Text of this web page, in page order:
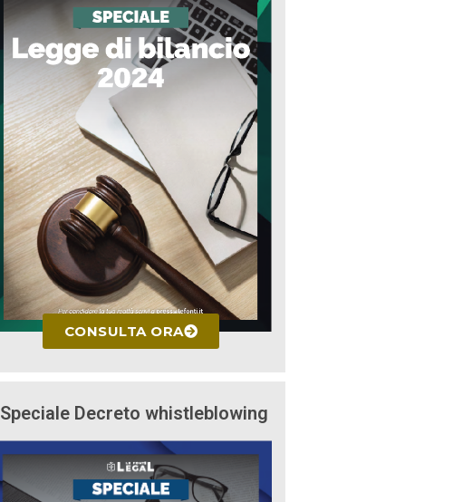
CONSULTA ORA
Speciale Decreto whistleblowing